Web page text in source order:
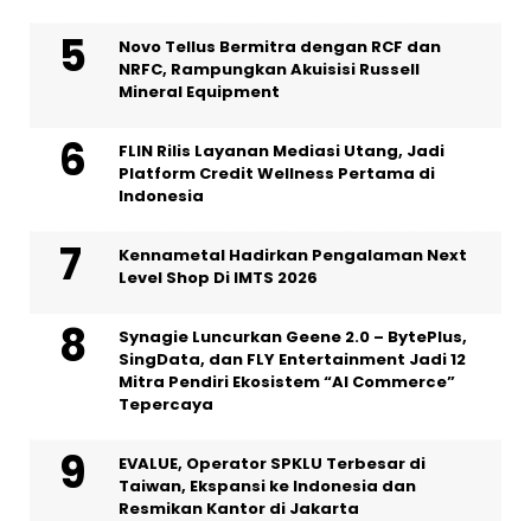
Novo Tellus Bermitra dengan RCF dan
NRFC, Rampungkan Akuisisi Russell
Mineral Equipment
FLIN Rilis Layanan Mediasi Utang, Jadi
Platform Credit Wellness Pertama di
Indonesia
Kennametal Hadirkan Pengalaman Next
Level Shop Di IMTS 2026
Synagie Luncurkan Geene 2.0 – BytePlus,
SingData, dan FLY Entertainment Jadi 12
Mitra Pendiri Ekosistem “AI Commerce”
Tepercaya
EVALUE, Operator SPKLU Terbesar di
Taiwan, Ekspansi ke Indonesia dan
Resmikan Kantor di Jakarta